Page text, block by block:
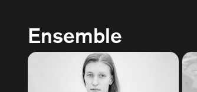
Ensemble